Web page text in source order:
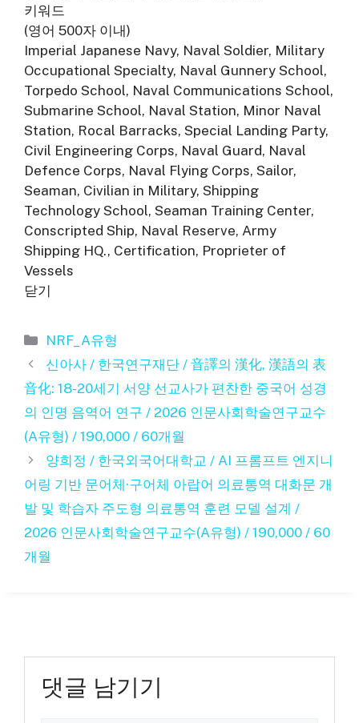
키워드
(영어 500자 이내)
Imperial Japanese Navy, Naval Soldier, Military
Occupational Specialty, Naval Gunnery School,
Torpedo School, Naval Communications School,
Submarine School, Naval Station, Minor Naval
Station, Rocal Barracks, Special Landing Party,
Civil Engineering Corps, Naval Guard, Naval
Defence Corps, Naval Flying Corps, Sailor,
Seaman, Civilian in Military, Shipping
Technology School, Seaman Training Center,
Conscripted Ship, Naval Reserve, Army
Shipping HQ., Certification, Proprieter of
Vessels
닫기
카
테
리
NRF_A유형
신아사 / 한국연구재단 / 音譯의 漢化, 漢語의 表
音化: 18-20세기 서양 선교사가 편찬한 중국어 성경
의 인명 음역어 연구 / 2026 인문사회학술연구교수
(A유형) / 190,000 / 60개월
양희정 / 한국외국어대학교 / AI 프롬프트 엔지니
어링 기반 문어체·구어체 아랍어 의료통역 대화문 개
발 및 학습자 주도형 의료통역 훈련 모델 설계 /
2026 인문사회학술연구교수(A유형) / 190,000 / 60
개월
댓글 남기기